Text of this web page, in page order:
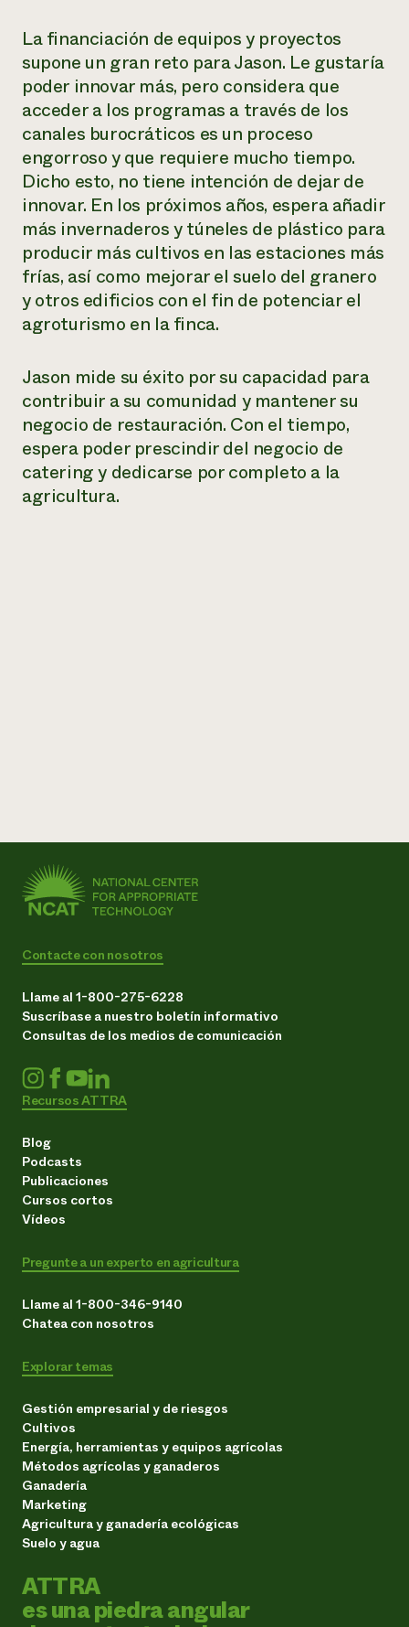
La financiación de equipos y proyectos
supone un gran reto para Jason. Le gustaría
poder innovar más, pero considera que
acceder a los programas a través de los
canales burocráticos es un proceso
engorroso y que requiere mucho tiempo.
Dicho esto, no tiene intención de dejar de
innovar. En los próximos años, espera añadir
más invernaderos y túneles de plástico para
producir más cultivos en las estaciones más
frías, así como mejorar el suelo del granero
y otros edificios con el fin de potenciar el
agroturismo en la finca.
Jason mide su éxito por su capacidad para
contribuir a su comunidad y mantener su
negocio de restauración. Con el tiempo,
espera poder prescindir del negocio de
catering y dedicarse por completo a la
agricultura.
Contacte con nosotros
Llame al 1-800-275-6228
Suscríbase a nuestro boletín informativo
Consultas de los medios de comunicación
Recursos ATTRA
Blog
Podcasts
Publicaciones
Cursos cortos
Vídeos
Pregunte a un experto en agricultura
Llame al 1-800-346-9140
Chatea con nosotros
Explorar temas
Gestión empresarial y de riesgos
Cultivos
Energía, herramientas y equipos agrícolas
Métodos agrícolas y ganaderos
Ganadería
Marketing
Agricultura y ganadería ecológicas
Suelo y agua
ATTRA
es una piedra angular